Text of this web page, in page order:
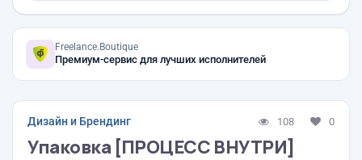
Freelance.Boutique
Премиум-сервис для лучших исполнителей
Дизайн и Брендинг 108 0
Упаковка [ПРОЦЕСС ВНУТРИ]